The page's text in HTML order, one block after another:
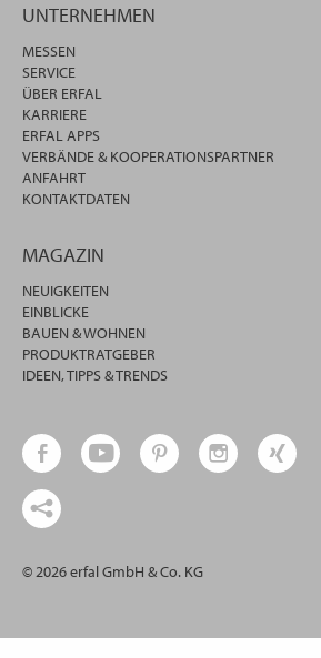
UNTERNEHMEN
MESSEN
SERVICE
ÜBER ERFAL
KARRIERE
ERFAL APPS
VERBÄNDE & KOOPERATIONSPARTNER
ANFAHRT
KONTAKTDATEN
MAGAZIN
NEUIGKEITEN
EINBLICKE
BAUEN & WOHNEN
PRODUKTRATGEBER
IDEEN, TIPPS & TRENDS
© 2026 erfal GmbH & Co. KG